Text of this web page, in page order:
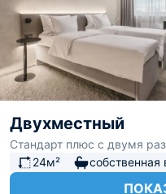
Двухместный
Стандарт плюс с двумя
24м²
собственная